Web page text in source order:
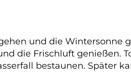
und die Wintersonne
die Frischluft genießen.
bestaunen. Später